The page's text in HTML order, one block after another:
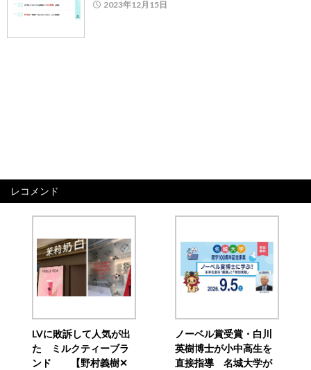
2023年12月15日
レコメンド
LVに敗訴して人気が出
た ミルクティーブラ
ンド 【野村義樹✕
ノーベル賞受賞・白川
英樹博士が小中高生を
直接指導 名城大学が